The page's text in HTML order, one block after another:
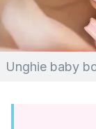
Unghie baby